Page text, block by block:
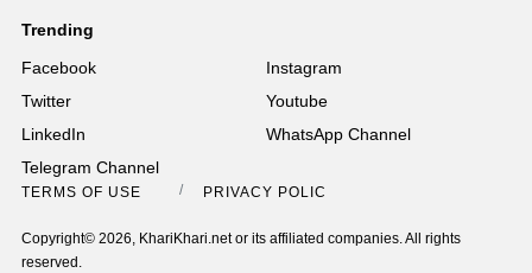
Trending
Facebook
Instagram
Twitter
Youtube
LinkedIn
WhatsApp Channel
Telegram Channel
TERMS OF USE PRIVACY POLICY
Copyright© 2026, KhariKhari.net or its affiliated companies. All rights
reserved.